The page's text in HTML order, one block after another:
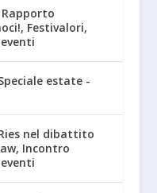
Rapporto
Festivalori,
estate -
nel dibattito
Incontro